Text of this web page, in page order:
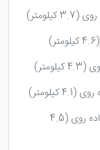
(3.7 کیلومتر)
(4.6 کیلومتر)
(4.3 کیلومتر)
(4.1 کیلومتر)
(4.5